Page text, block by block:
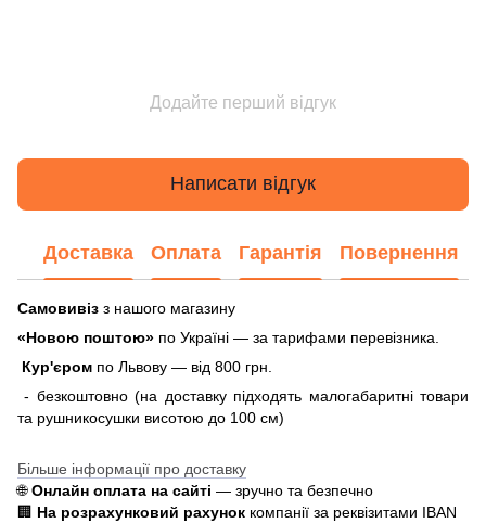
Додайте перший відгук
Написати відгук
Доставка Оплата Гарантія Повернення
Самовивіз з нашого магазину
«Новою поштою» по Україні — за тарифами перевізника.
Кур'єром по Львову — від 800 грн.
- безкоштовно (на доставку підходять малогабаритні товари
та рушникосушки висотою до 100 см)
Більше інформації про доставку
🌐Онлайн оплата на сайті — зручно та безпечно
🏢 На розрахунковий рахунок компанії за реквізитами IBAN